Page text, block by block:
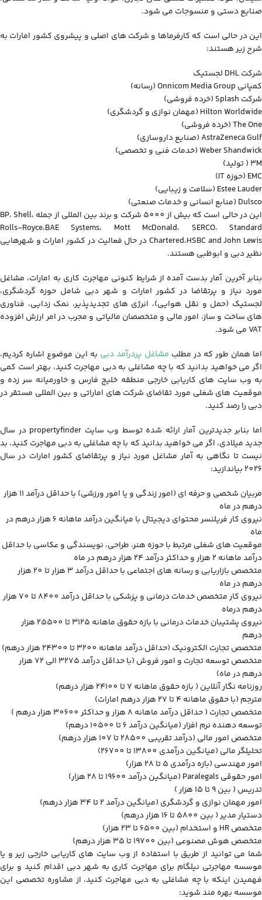
صنایع دستی و منسوجات می شود.
این در حالی است که کارفرماها و شرکت های اصلی و پیشروی کشور امارات به
شرح زیر هستند:
شرکت DHL لجستیک
کمپانی Onnicom Media Group (رسانه)
شرکت Splash (خرده فروشی)
Hilton Worldwide (مهمان نوازی و گردشگری)
The One (خرده فروشی)
AstraZeneca Gulf (صنایع داروسازی)
Weber Shandwick (خدمات فنی و تخصصی)
3M ( تولید)
EMC (حوزه IT)
Estee Lauder (سلامت و زیبایی)
Dulsco (منابع انسانی و خدمات صنعتی)
این در حالی است که بیش از 5000 شرکت و برند بین المللی از جمله BP، Shell،
Rolls-Royce،BAE Systems، Mott McDonald، SERCO، Standard
Chartered،HSBC and John Lewis در حال فعالیت در کشور امارات و شهرهایی
نظیر دبی و ابوظبی هستند.
بنابر آخرین آمار بدست آمده از شرایط کنونی مهاجرت کاری به امارات، مشاغل
مورد نیاز و پرتقاضا در کشور امارات و شهر دبی شامل حوزه گردشگری،
لجستیک (حمل و نقل هوایی)، انرژی های تجدیدپذیر، نمک زدایی، فناوری
های ساخت و ساز، امور مالی و متخصصان مالیاتی و مجرب در امر ارزش افزوده
VAT می شود.
اما همان طور که در مطلب مشاغل پردرآمد دبی به این موضوع اشاره کردیم،
اگر می خواهید بدانید که با چه مشاغلی به دبی مهاجرت کنید، بهتر است کمی
به وب سایت های کاریابی خارجی منطقه خلیج فارس و خاورمیانه سر زده و
موقعیت های شغلی مورد تقاضای شرکت های اماراتی و بین المللی مستقر در
دبی را رصد کنید.
اما بنابر جدیدترین آمار ارائه شده توسط وب سایت propertyfinder در سال
جدید میلادی، اگر می خواهید بدانید که با چه مشاغلی به دبی مهاجرت کنید، بد
نیست تا نگاهی به آمار مشاغل مورد نیاز و پرتقاضای کشور امارات در سال
2026 بیاندازید:
مربیان شخصی و حرفه ای (امور زندگی و یا امور ورزشی) با حداقل درآمد 11 هزار
درهم در ماه
نیروی کار فریلنسر محتوای دیجیتال با میانگین درآمد ماهانه 6 هزار درهم در
ماه
موقعیت های شغلی مرتبط با حوزه هنر، طراحی، نویسندگی و عکاسی با حداقل
درآمد ماهانه 2 هزار و حداکثر درآمد 24 هزار درهم در ماه
متخصص بازاریابی و رسانه های اجتماعی با حداقل درآمد 3 هزار تا 20 هزار
درهم در ماه
نیروی کار متخصص خدمات درمانی و پزشکی با حداقل درآمد 8400 تا 70 هزار
درهم درماه
نیروی پشتیبان خدمات درمانی با بازه حقوق ماهانه 3125 تا 25500 هزار
درهم
متخصص تجارت الکترونیک (حداقل درآمد ماهانه 3200 تا 24300 هزار درهم)
متخصص توسعه تجارت و امور فروش (با حداقل درآمد 3275 الی 72 هزار
درهم در ماه)
روزنامه نگار آنلاین ( بازه حقوق ماهانه 7 تا 24100 هزار درهم)
مترجم (با حقوق ماهانه 4 تا 27 هزار درهم امارات)
متخصص تجارت ( حداقل درآمد ماهانه 8 هزار و حداکثر 30600 هزار درهم )
توسعه دهنده نرم افزار (میانگین درآمد 6 تا 10500 درهم)
متخصص امور مالی (درآمد تقریبی 28500 تا 107 هزار درهم)
تحلیلگر مالی (میانگین درآمدی 13800 تا 26700)
امور مهندسی (بازه درآمدی 5 تا 28 هزار)
امور حقوقی Paralegals (میانگین درآمد 19600 تا 28 هزار)
تدریس ( بین 9 تا 15 هزار )
امور مهمان نوازی و گردشگری (میانگین درآمد 2 تا 34 هزار درهم)
دستیار مدیر ( بین 5800 تا 16 هزار درهم)
متخصص HR و استخدام (بین 6500 تا 23 هزار)
متخصص هوش مصنوعی (بین 19700 تا 35 هزار درهم)
شما می توانید از طریق با استفاده از وب سایت های کاریابی خارجی زیر و یا
موسسه مهاجرتی نیلگام برای مهاجرت کاری به شهر دبی اقدام کنید و برای
فهمیدن اینکه با چه مشاغلی به دبی مهاجرت کنید، از مشاوره تخصصی این
موسسه بهره مند شوید: